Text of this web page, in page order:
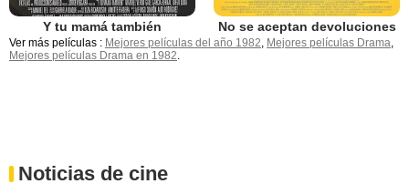
Y tu mamá también No se aceptan devoluciones
Ver más películas : Mejores películas del año 1982 Mejores películas Drama
Mejores películas Drama en 1982
Noticias de cine